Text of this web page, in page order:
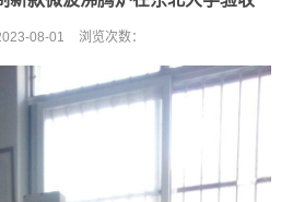
08-01 浏览次数：